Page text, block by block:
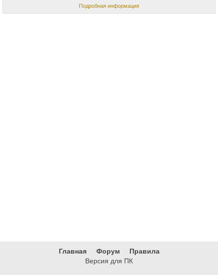
Подробная информация
Главная Форум
Правила
Версия для ПК